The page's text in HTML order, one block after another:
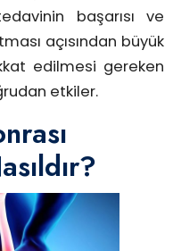
başarısı ve
açısından büyük
edilmesi gereken
etkiler.